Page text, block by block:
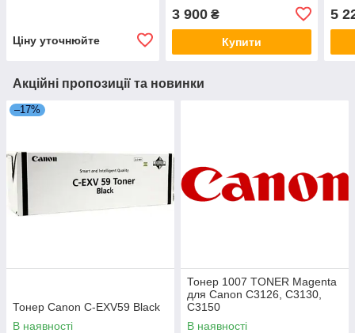
Ціну уточнюйте
3 900₴
Купити
5
Акційні пропозиції та новинки
–17%
Тонер Canon C-EXV59 Black
В наявності
Тонер 1007 TONER Magenta
для Canon C3126, C3130,
C3150
В наявності